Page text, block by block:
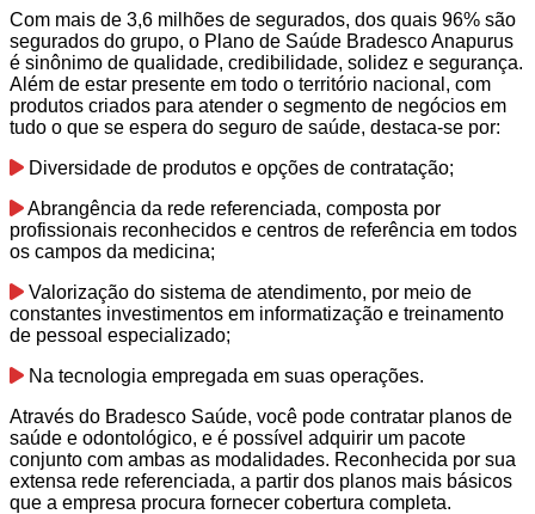
Com mais de 3,6 milhões de segurados, dos quais 96% são
segurados do grupo, o Plano de Saúde Bradesco Anapurus
é sinônimo de qualidade, credibilidade, solidez e segurança.
Além de estar presente em todo o território nacional, com
produtos criados para atender o segmento de negócios em
tudo o que se espera do seguro de saúde, destaca-se por:
Diversidade de produtos e opções de contratação;
Abrangência da rede referenciada, composta por
profissionais reconhecidos e centros de referência em todos
os campos da medicina;
Valorização do sistema de atendimento, por meio de
constantes investimentos em informatização e treinamento
de pessoal especializado;
Na tecnologia empregada em suas operações.
Através do Bradesco Saúde, você pode contratar planos de
saúde e odontológico, e é possível adquirir um pacote
conjunto com ambas as modalidades. Reconhecida por sua
extensa rede referenciada, a partir dos planos mais básicos
que a empresa procura fornecer cobertura completa.